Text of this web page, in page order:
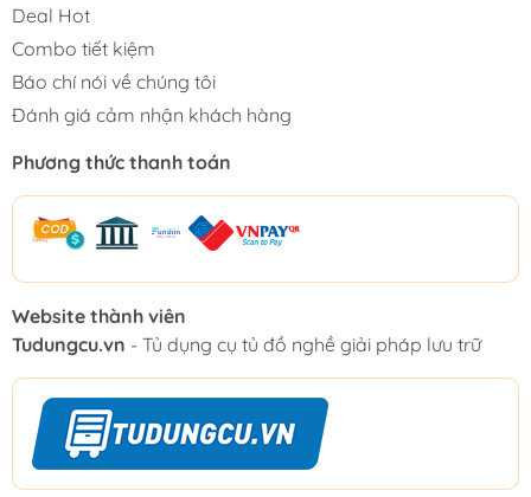
Deal Hot
Combo tiết kiệm
Báo chí nói về chúng tôi
Đánh giá cảm nhận khách hàng
Phương thức thanh toán
Website thành viên
Tudungcu.vn - Tủ dụng cụ tủ đồ nghề giải pháp lưu trữ